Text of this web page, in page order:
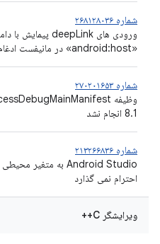
شماره ۲۶۸۱۲۸۰۳۶
«android:host» در مانیفست ادغام شده ندارند
شماره ۲۷۰۲۰۱۶۵۳
8.1 انجام نشد
شماره ۲۱۳۲۶۶۸۳۶
احترام نمی گذارد
ویرایشگر C++